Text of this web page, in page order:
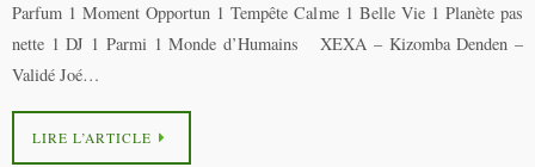
Parfum 1 Moment Opportun 1 Tempête Calme 1 Belle Vie 1 Planète pas
nette 1 DJ 1 Parmi 1 Monde d’Humains XEXA – Kizomba Denden –
Validé Joé…
LIRE L’ARTICLE